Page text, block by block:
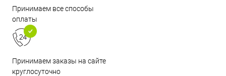
Принимаем все способы
оплаты
Принимаем заказы на сайте
круглосуточно